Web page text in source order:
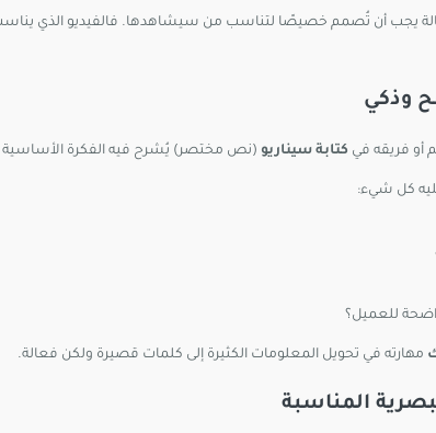
يجب أن تُصمم خصيصًا لتناسب من سيشاهدها. فالفيديو الذي
أو فريقه في كتابة سيناريو (نص مختصر) يُشرح فيه الفكرة
كل شيء:
للعميل؟
مهارته في تحويل المعلومات الكثيرة إلى كلمات قصيرة ولكن فعالة.